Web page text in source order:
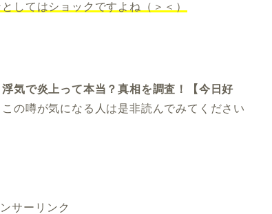
してはショックですよね（＞＜）
気で炎上って本当？真相を調査！【今日好
の噂が気になる人は是非読んでみてください
サーリンク